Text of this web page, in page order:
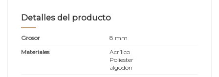
Detalles del producto
Grosor
8 mm
Materiales
Acrílico
Poliester
algodón